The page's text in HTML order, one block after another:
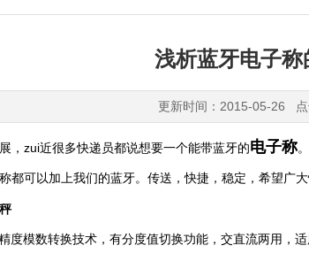
浅析蓝牙电子
更新时间：2015-05-26 点
，zui近很多快递员都说想要一个能带蓝牙的电子称
都可以加上我们的蓝牙。传送，快捷，稳定，希望广
模数转换技术，有分度值切换功能，交直流两用，